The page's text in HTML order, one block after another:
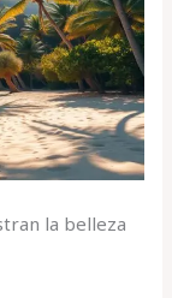
la belleza